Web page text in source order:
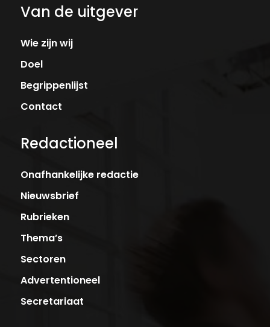
Van de uitgever
Wie zijn wij
Doel
Begrippenlijst
Contact
Redactioneel
Onafhankelijke redactie
Nieuwsbrief
Rubrieken
Thema’s
Sectoren
Advertentioneel
Secretariaat